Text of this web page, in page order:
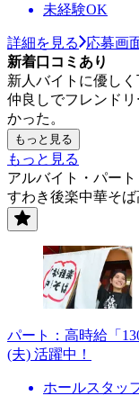
未経験OK
詳細を見る
応募画
新着口コミあり
新人バイトに優し
仲良しでフレンド
かった。
もっと見る
もっと見る
アルバイト・パート
すわき後楽中華そ
パート：高時給「
(夫) 活躍中！
ホールスタッ